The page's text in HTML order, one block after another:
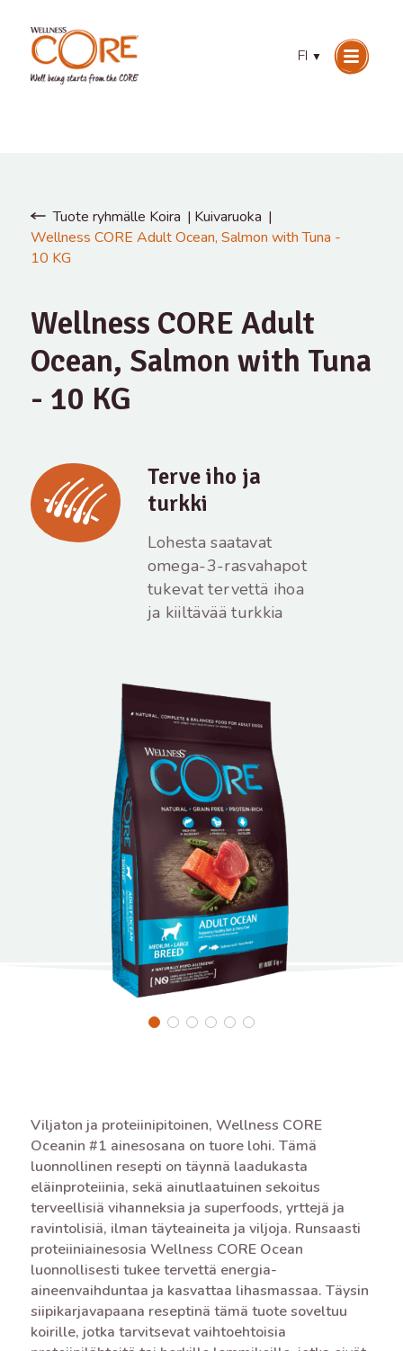
FI ▼
Tuote ryhmälle Koira
Kuivaruoka
Wellness CORE Adult Ocean, Salmon with Tuna -
10 KG
Wellness CORE Adult
Ocean, Salmon with Tuna
- 10 KG
Terve iho ja
turkki
Lohesta saatavat
omega-3-rasvahapot
tukevat tervettä ihoa
ja kiiltävää turkkia
Viljaton ja proteiinipitoinen, Wellness CORE
Oceanin #1 ainesosana on tuore lohi. Tämä
luonnollinen resepti on täynnä laadukasta
eläinproteiinia, sekä ainutlaatuinen sekoitus
terveellisiä vihanneksia ja superfoods, yrttejä ja
ravintolisiä, ilman täyteaineita ja viljoja. Runsaasti
proteiiniainesosia Wellness CORE Ocean
luonnollisesti tukee tervettä energia-
aineenvaihduntaa ja kasvattaa lihasmassaa. Täysin
siipikarjavapaana reseptinä tämä tuote soveltuu
koirille, jotka tarvitsevat vaihtoehtoisia